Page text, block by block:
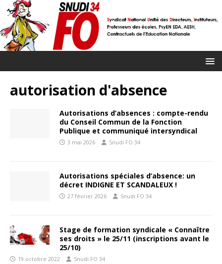
autorisation d'absence
Autorisations d’absences : compte-rendu
du Conseil Commun de la Fonction
Publique et communiqué intersyndical
3 mai 2026 Snudi FO 34
Autorisations spéciales d’absence: un
décret INDIGNE ET SCANDALEUX !
27 février 2026 Snudi FO 34
Stage de formation syndicale « Connaître
ses droits » le 25/11 (inscriptions avant le
25/10)
19 octobre 2022 Snudi FO 34